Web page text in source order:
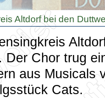
Altdorf bei den
Der Chor trug
aus Musicals
Cats.